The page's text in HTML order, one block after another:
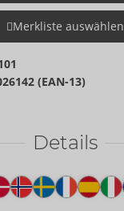
Merkliste auswählen
(EAN-13)
Details